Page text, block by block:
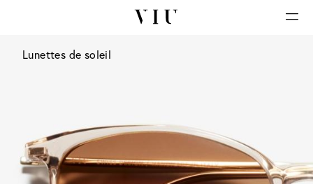
Lunettes de soleil